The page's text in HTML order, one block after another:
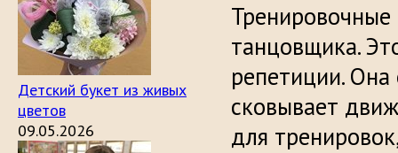
Детский букет из живых
цветов
09.05.2026
танцовщика.
репетиции. Она
сковывает
для